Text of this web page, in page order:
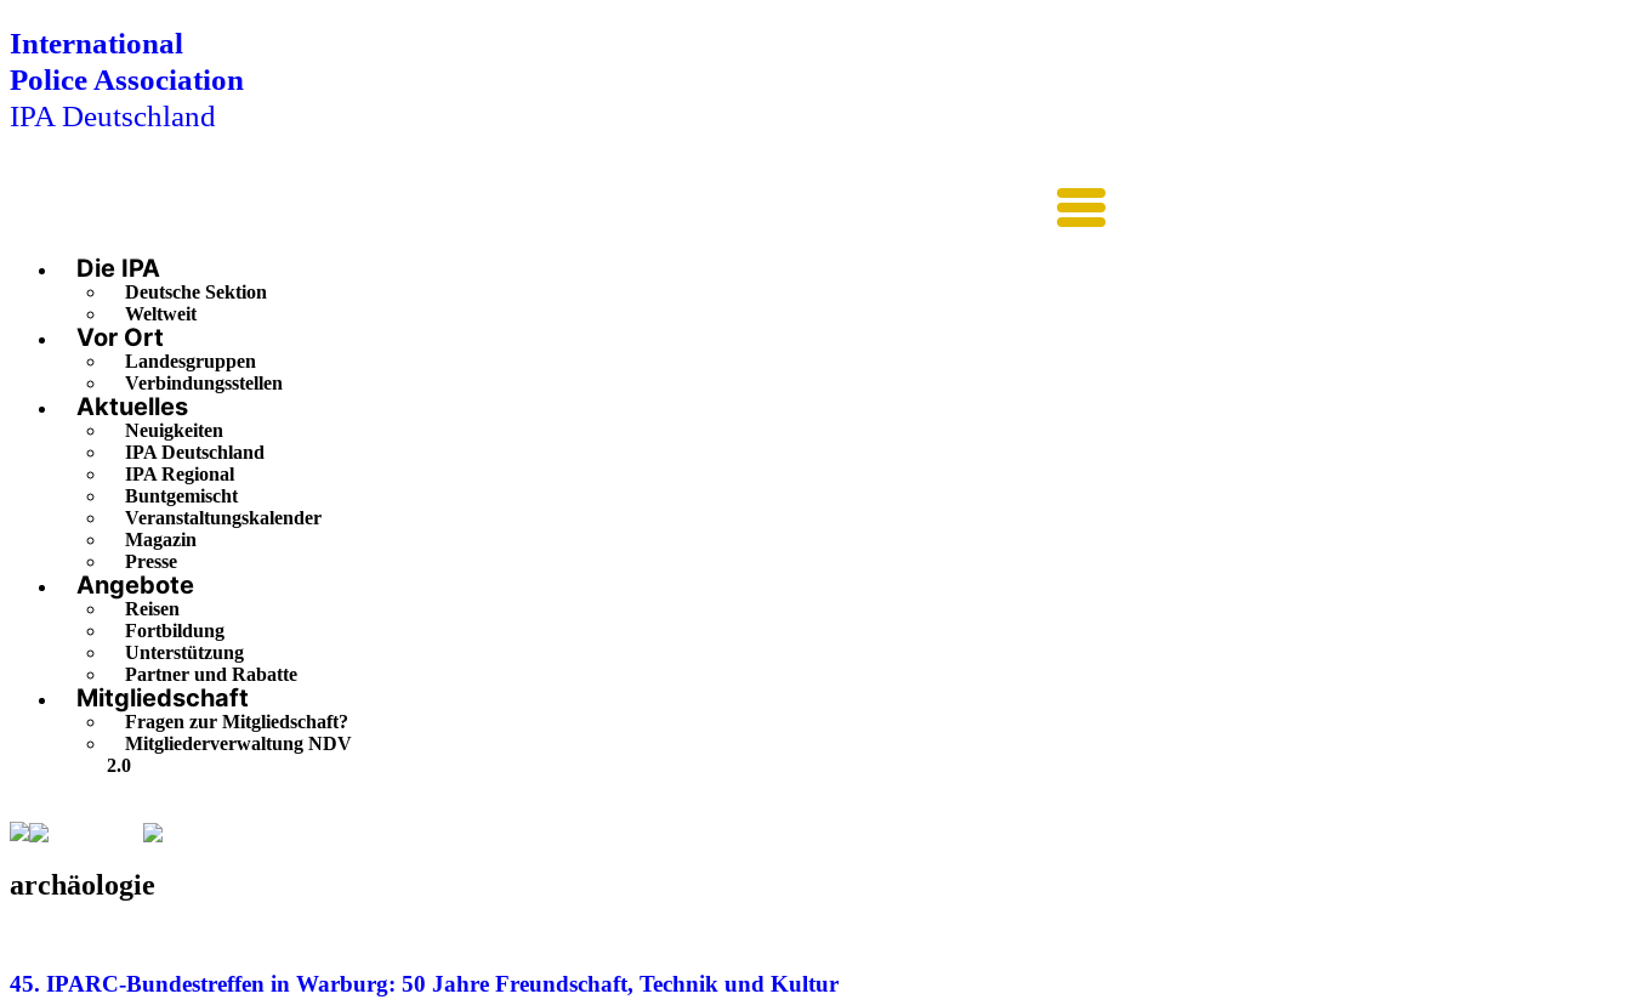
International
Police Association
IPA Deutschland
Main
Menu
Die IPA
Deutsche Sektion
Weltweit
Vor Ort
Landesgruppen
Verbindungsstellen
Aktuelles
Neuigkeiten
IPA Deutschland
IPA Regional
Buntgemischt
Veranstaltungskalender
Magazin
Presse
Angebote
Reisen
Fortbildung
Unterstützung
Partner und Rabatte
Mitgliedschaft
Fragen zur Mitgliedschaft?
Mitgliederverwaltung NDV
2.0
archäologie
45. IPARC-Bundestreffen in Warburg: 50 Jahre Freundschaft, Technik und Kultur